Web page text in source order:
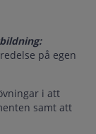
på egen
i att
samt att